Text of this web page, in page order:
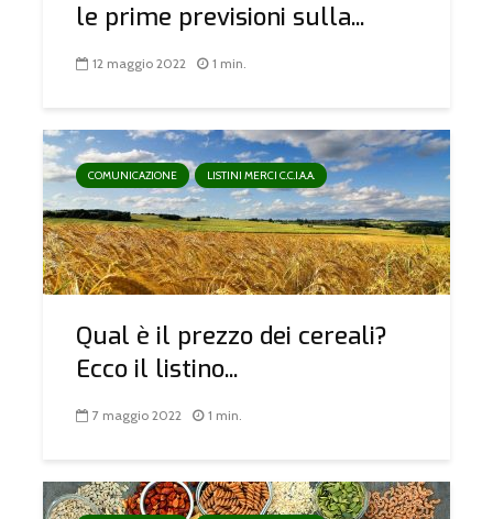
le prime previsioni sulla...
12 maggio 2022 1 min.
COMUNICAZIONE LISTINI MERCI C.C.I.A.A.
Qual è il prezzo dei cereali?
Ecco il listino...
7 maggio 2022 1 min.